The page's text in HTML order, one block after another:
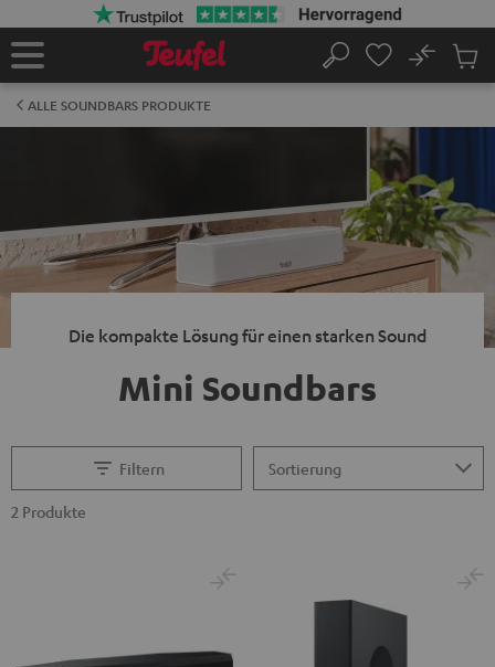
Startseite
Suche
No
ALLE SOUNDBARS PRODUKTE
Die kompakte Lösung für einen starken Sound
Mini Soundbars
Filtern
2 Produkte